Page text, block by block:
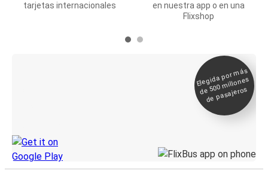
tarjetas internacionales
en nuestra app o en una
Flixshop
Elegida por
más
de 500
millones
de pasajeros